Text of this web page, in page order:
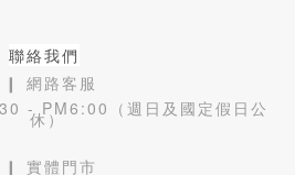
聯絡我們
❙ 網路客服
- PM6:00（週日及國定假日公
休）
❙ 實體門市